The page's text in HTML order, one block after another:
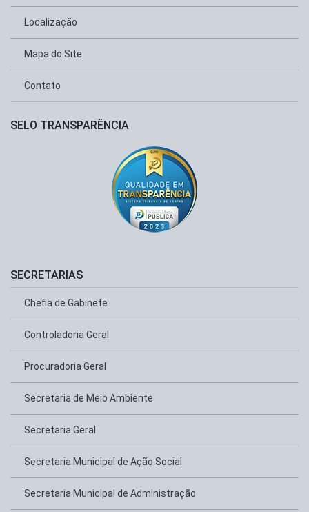
Localização
Mapa do Site
Contato
SELO TRANSPARÊNCIA
SECRETARIAS
Chefia de Gabinete
Controladoria Geral
Procuradoria Geral
Secretaria de Meio Ambiente
Secretaria Geral
Secretaria Municipal de Ação Social
Secretaria Municipal de Administração